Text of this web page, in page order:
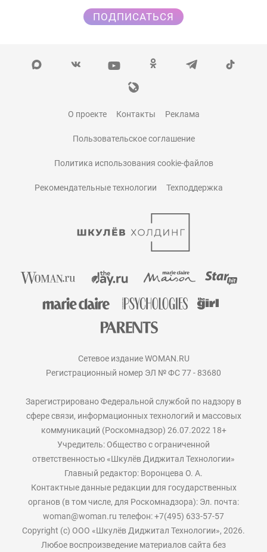
ПОДПИСАТЬСЯ
О проекте Контакты Реклама
Пользовательское соглашение
Политика использования cookie-файлов
Рекомендательные технологии Техподдержка
Сетевое издание WOMAN.RU
Регистрационный номер ЭЛ № ФС 77 - 83680
Зарегистрировано Федеральной службой по надзору в
сфере связи, информационных технологий и массовых
коммуникаций (Роскомнадзор) 26.07.2022 18+
Учредитель: Общество с ограниченной
ответственностью «Шкулёв Диджитал Технологии»
Главный редактор: Воронцева О. А.
Контактные данные редакции для государственных
органов (в том числе, для Роскомнадзора): Эл. почта:
woman@woman.ru телефон: +7(495) 633-57-57
Copyright (с) ООО «Шкулёв Диджитал Технологии», 2026.
Любое воспроизведение материалов сайта без